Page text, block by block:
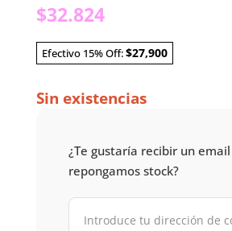
$32.824
Efectivo 15% Off:$27,900
Sin existencias
¿Te gustaría recibir un
repongamos stock?